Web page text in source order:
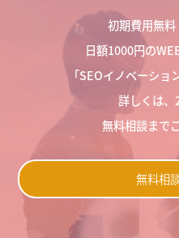
初期費用無
日額1000円の
「SEOイノベーショ
詳しくは、
無料相談まで
無料相